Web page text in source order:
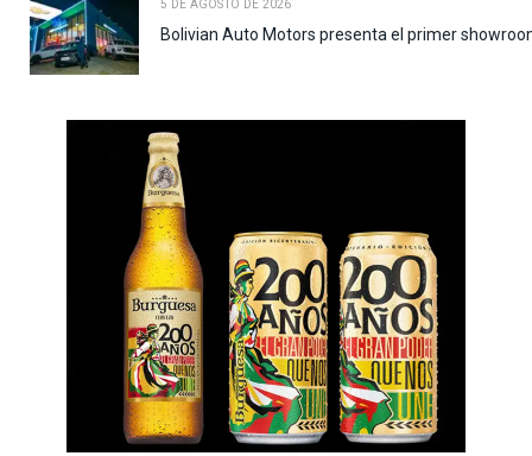
5 DE AGOSTO DE 2026
Bolivian Auto Motors presenta el primer